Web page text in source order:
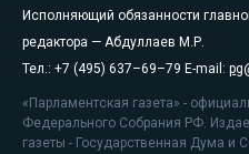
Исполняющий обязанности
редактора — Абдуллаев М.Р.
Тел.: +7 (495) 637–69–79 E-mail:
«Парламентская газета» -
Федерального Собрания РФ.
газеты - Государственная Дума